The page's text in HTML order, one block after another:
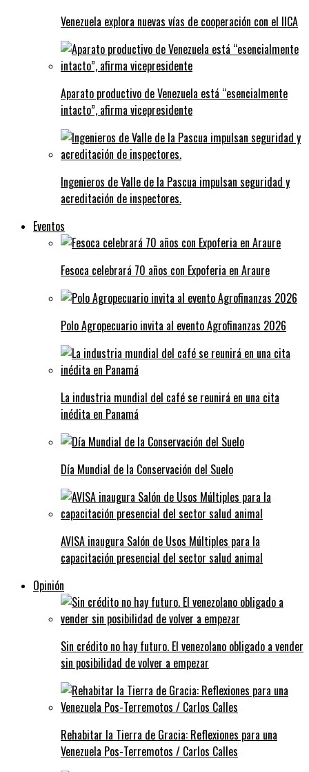
Venezuela explora nuevas vías de cooperación con el IICA
Aparato productivo de Venezuela está “esencialmente
intacto”, afirma vicepresidente
Ingenieros de Valle de la Pascua impulsan seguridad y
acreditación de inspectores.
Eventos
Fesoca celebrará 70 años con Expoferia en Araure
Polo Agropecuario invita al evento Agrofinanzas 2026
La industria mundial del café se reunirá en una cita
inédita en Panamá
Día Mundial de la Conservación del Suelo
AVISA inaugura Salón de Usos Múltiples para la
capacitación presencial del sector salud animal
Opinión
Sin crédito no hay futuro. El venezolano obligado a vender
sin posibilidad de volver a empezar
Rehabitar la Tierra de Gracia: Reflexiones para una
Venezuela Pos-Terremotos / Carlos Calles